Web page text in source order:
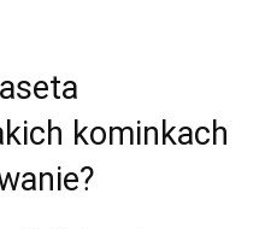
kominkach